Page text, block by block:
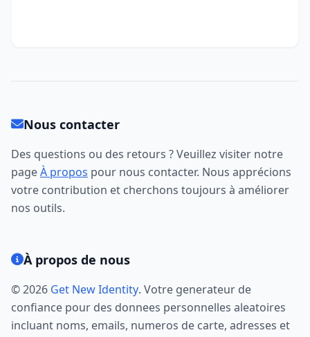
Nous contacter
Des questions ou des retours ? Veuillez visiter notre
pageÀ propos pour nous contacter. Nous apprécions
votre contribution et cherchons toujours à améliorer
nos outils.
À propos de nous
© 2026 Get New Identity. Votre generateur de
confiance pour des donnees personnelles aleatoires
incluant noms, emails, numeros de carte, adresses et